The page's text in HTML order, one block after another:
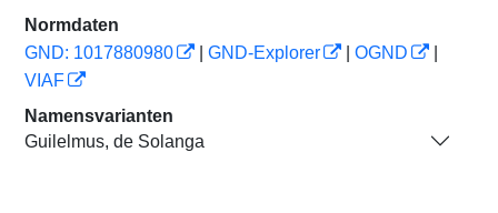
Normdaten
GND: 1017880980
GND-Explorer OGND
VIAF
Namensvarianten
Guilelmus, de Solanga